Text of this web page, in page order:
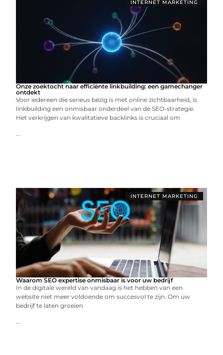
INTERNET MARKETING
Onze zoektocht naar efficiënte linkbuilding: een gamechanger
ontdekt
Voor iedereen die serieus bezig is met online zichtbaarheid, is
linkbuilding een onmisbaar onderdeel van de SEO-strategie.
Het verkrijgen van kwalitatieve backlinks is cruciaal om
...
INTERNET MARKETING
Waarom SEO expertise onmisbaar is voor uw bedrijf
In de digitale wereld van vandaag is het hebben van een
website niet meer voldoende om succesvol te zijn. Om uw
bedrijf te laten groeien
...